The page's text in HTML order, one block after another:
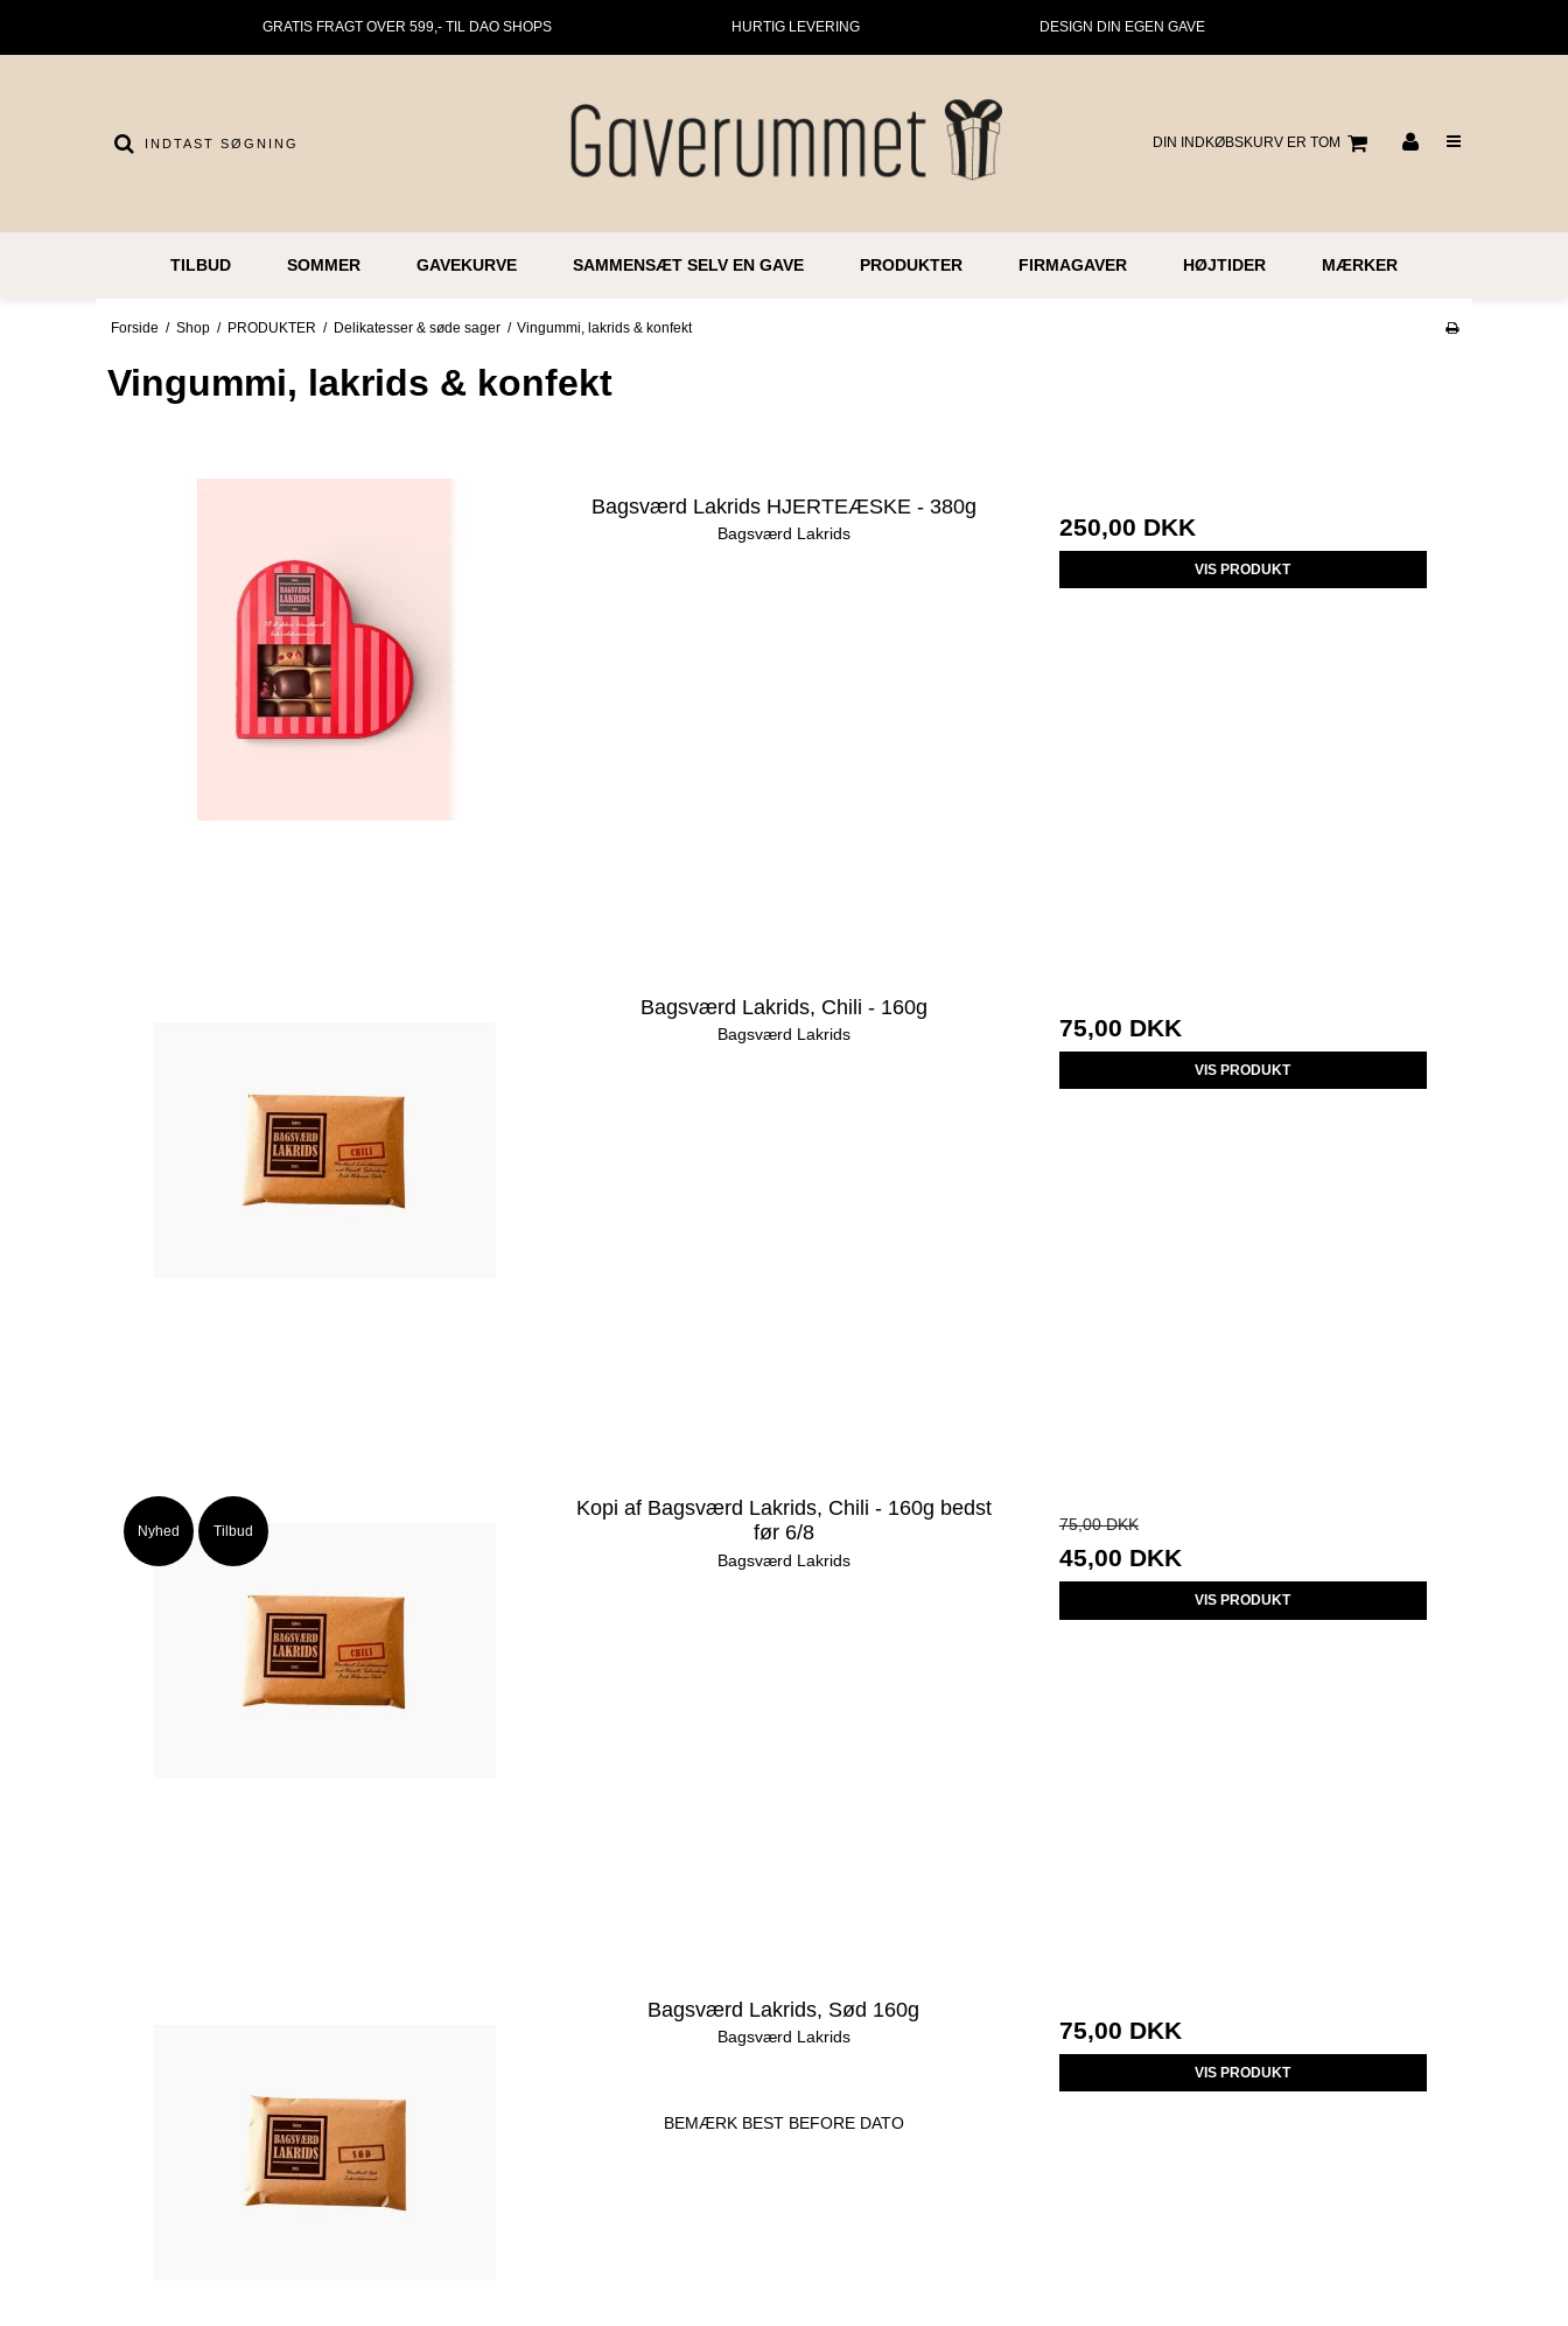
GRATIS FRAGT OVER 599,- TIL DAO SHOPS HURTIG LEVERING DESIGN DIN EGEN GAVE
DIN INDKØBSKURV ER TOM
TILBUD SOMMER GAVEKURVE SAMMENSÆT SELV EN GAVE PRODUKTER FIRMAGAVER HØJTIDER MÆRKER
Forside / Shop / PRODUKTER / Delikatesser & søde sager / Vingummi, lakrids & konfekt
Vingummi, lakrids & konfekt
Bagsværd Lakrids HJERTEÆSKE - 380g
Bagsværd Lakrids 250,00 DKK
VIS PRODUKT
Bagsværd Lakrids, Chili - 160g
Bagsværd Lakrids 75,00 DKK
VIS PRODUKT
Nyhed Tilbud
Kopi af Bagsværd Lakrids, Chili - 160g bedst
før 6/8
Bagsværd Lakrids
75,00 DKK
45,00 DKK
VIS PRODUKT
Bagsværd Lakrids, Sød 160g
Bagsværd Lakrids
BEMÆRK BEST BEFORE DATO
75,00 DKK
VIS PRODUKT